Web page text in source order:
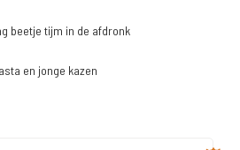
beetje tijm in de afdronk
en jonge kazen